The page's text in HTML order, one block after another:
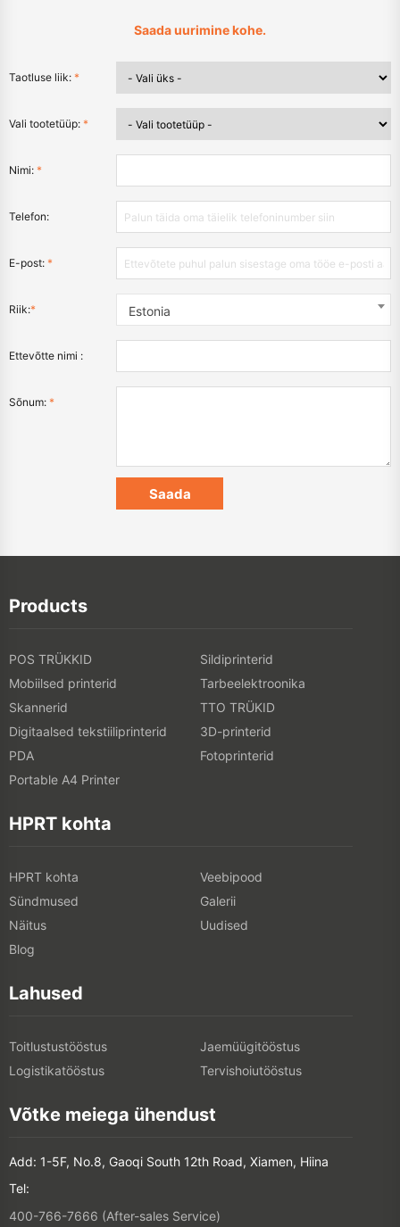
Saada uurimine kohe.
Taotluse liik: *
Vali tootetüüp: *
Nimi: *
Telefon:
E-post: *
Riik:* Estonia
Ettevõtte nimi :
Sõnum: *
Products
POS TRÜKKID
Sildiprinterid
Mobiilsed printerid
Tarbeelektroonika
Skannerid
TTO TRÜKID
Digitaalsed tekstiiliprinterid
3D-printerid
PDA
Fotoprinterid
Portable A4 Printer
HPRT kohta
HPRT kohta
Veebipood
Sündmused
Galerii
Näitus
Uudised
Blog
Lahused
Toitlustustööstus
Jaemüügitööstus
Logistikatööstus
Tervishoiutööstus
Võtke meiega ühendust
Add: 1-5F, No.8, Gaoqi South 12th Road, Xiamen, Hiina
Tel:
400-766-7666 (After-sales Service)